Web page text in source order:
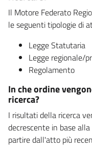
Il Motore Federato
le seguenti tipologie di
Legge Statutaria
Legge regionale/
Regolamento
In che ordine
ricerca?
I risultati della ricerca
decrescente in base
partire dall'atto più